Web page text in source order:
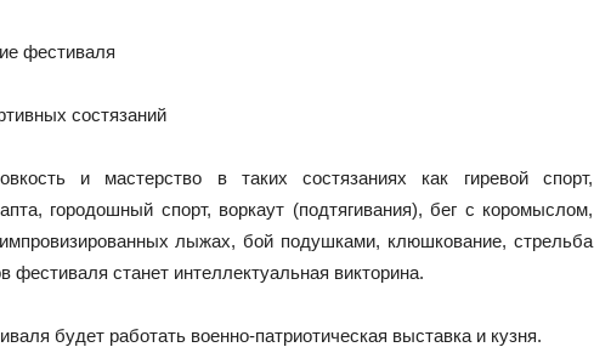
фестиваля
состязаний
и мастерство в таких состязаниях как гиревой спорт,
городошный спорт, воркаут (подтягивания), бег с коромыслом,
лыжах, бой подушками, клюшкование, стрельба
фестиваля станет интеллектуальная викторина.
будет работать военно-патриотическая выставка и кузня.